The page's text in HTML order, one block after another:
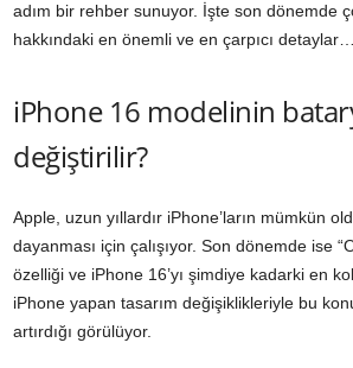
adım bir rehber sunuyor. İşte son dönemde
hakkındaki en önemli ve en çarpıcı detaylar…
iPhone 16 modelinin
değiştirilir?
Apple, uzun yıllardır iPhone’ların mümkün
dayanması için çalışıyor. Son dönemde ise
özelliği ve iPhone 16’yı şimdiye kadarki en
iPhone yapan tasarım değişiklikleriyle bu
artırdığı görülüyor.